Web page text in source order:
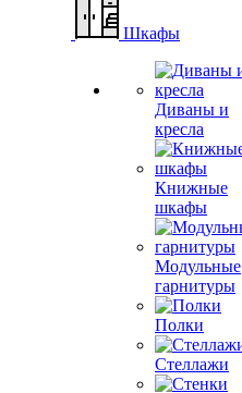
Шкафы
Диваны и
кресла
Книжные
шкафы
Модульные
гарнитуры
Полки
Стеллажи